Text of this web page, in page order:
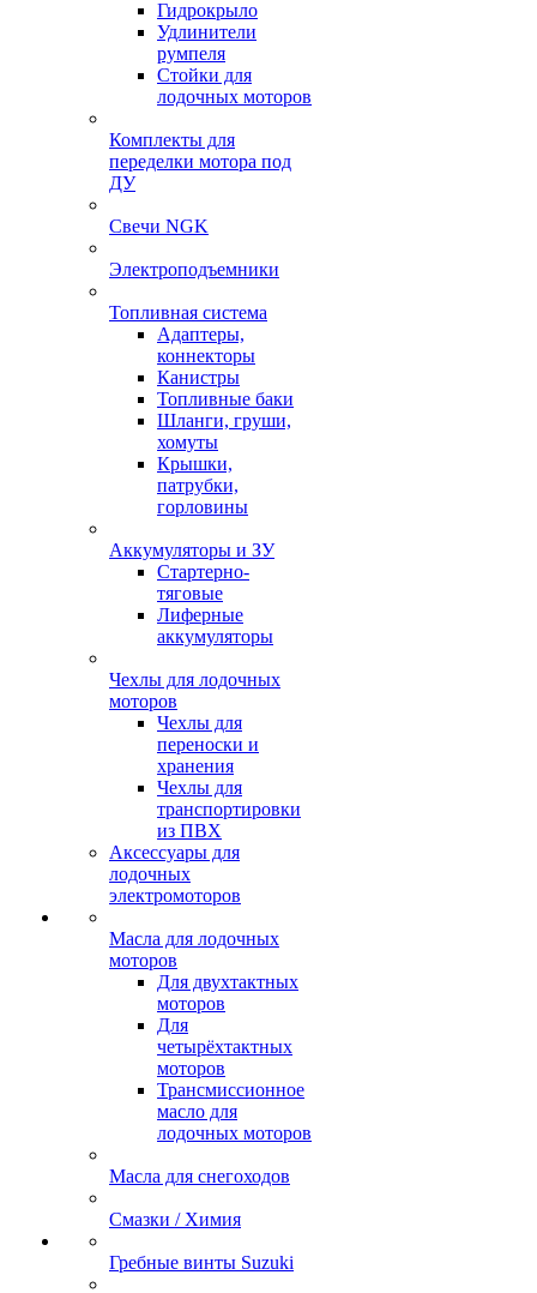
Гидрокрыло
Удлинители
румпеля
Стойки для
лодочных моторов
Комплекты для
переделки мотора под
ДУ
Свечи NGK
Электроподъемники
Топливная система
Адаптеры,
коннекторы
Канистры
Топливные баки
Шланги, груши,
хомуты
Крышки,
патрубки,
горловины
Аккумуляторы и ЗУ
Стартерно-
тяговые
Лиферные
аккумуляторы
Чехлы для лодочных
моторов
Чехлы для
переноски и
хранения
Чехлы для
транспортировки
из ПВХ
Аксессуары для
лодочных
электромоторов
Масла для лодочных
моторов
Для двухтактных
моторов
Для
четырёхтактных
моторов
Трансмиссионное
масло для
лодочных моторов
Масла для снегоходов
Смазки / Химия
Гребные винты Suzuki